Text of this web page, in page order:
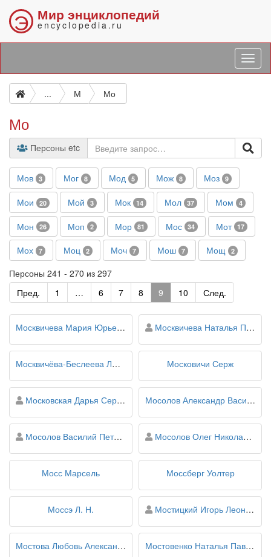
Э Мир энциклопедий
encyclopedia.ru
... М Мо
Мо
Персоны etc
Мов 3 Мог 8 Мод 5 Мож 8 Моз 9
Мои 20 Мой 3 Мок 14 Мол 37 Мом 4
Мон 26 Моп 2 Мор 81 Мос 34 Мот 17
Мох 7 Моц 2 Моч 7 Мош 7 Мощ 2
Персоны 241 - 270 из 297
Пред.
1 … 6 7 8 9 10 След.
Москвичева Мария Юрьевна персона
Москвичева Наталья Павловна
Москвичёва-Беслеева Людмила Ивановна Московичи Серж
персона
Московская Дарья Сергеевна Мосолов Александр Васильевич
персона
Мосолов Василий Петрович персона
Мосолов Олег Николаевич
Мосс Марсель Моссберг Уолтер
Моссэ Л. Н. персона
Мостицкий Игорь Леонтьевич
Мостова Любовь Александровна Мостовенко Наталья Павловна